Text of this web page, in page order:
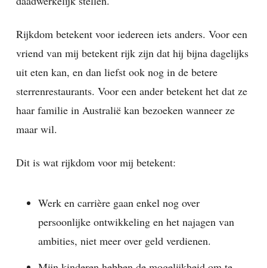
Rijkdom betekent voor iedereen iets anders. Voor een
vriend van mij betekent rijk zijn dat hij bijna dagelijks
uit eten kan, en dan liefst ook nog in de betere
sterrenrestaurants. Voor een ander betekent het dat ze
haar familie in Australië kan bezoeken wanneer ze
maar wil.
Dit is wat rijkdom voor mij betekent:
Werk en carrière gaan enkel nog over
persoonlijke ontwikkeling en het najagen van
ambities, niet meer over geld verdienen.